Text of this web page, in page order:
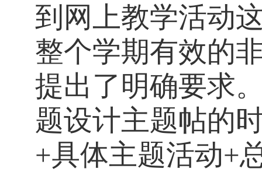
到网上教学活动
整个学期有效的
提出了明确要求
题设计主题帖的
+具体主题活动+